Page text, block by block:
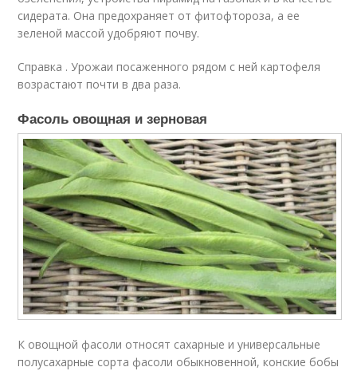
сидерата. Она предохраняет от фитофтороза, а ее
зеленой массой удобряют почву.
Справка . Урожаи посаженного рядом с ней картофеля
возрастают почти в два раза.
Фасоль овощная и зерновая
К овощной фасоли относят сахарные и универсальные
полусахарные сорта фасоли обыкновенной, конские бобы